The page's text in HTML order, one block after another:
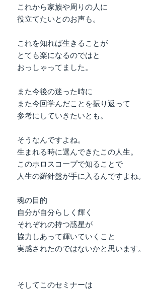
これから家族や周りの人に
役立てたいとのお声も。
これを知れば生きることが
とても楽になるのではと
おっしゃってました。
また今後の迷った時に
また今回学んだことを振り返って
参考にしていきたいとも。
そうなんですよね。
生まれる時に選んできたこの人生。
このホロスコープで知ることで
人生の羅針盤が手に入るんですよね。
魂の目的
自分が自分らしく輝く
それぞれの持つ惑星が
協力しあって輝いていくこと
実感されたのではないかと思います。
そしてこのセミナーは